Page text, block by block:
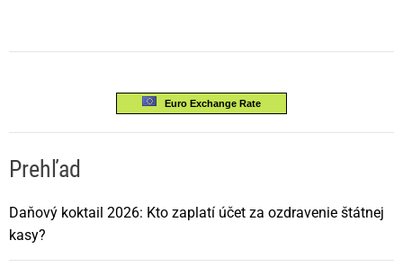
Euro Exchange Rate
Prehľad
Daňový koktail 2026: Kto zaplatí účet za ozdravenie štátnej
kasy?